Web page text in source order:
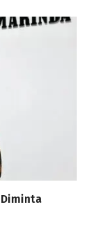
Diminta